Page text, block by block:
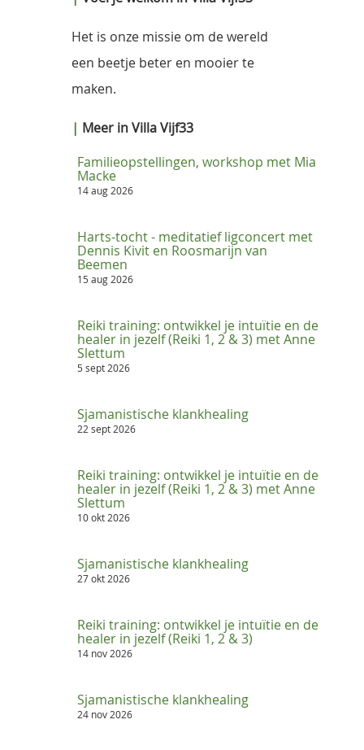
Het is onze missie om de wereld
een beetje beter en mooier te
maken.
| Meer in Villa Vijf33
Familieopstellingen, workshop met Mia
Macke
14 aug 2026
Harts-tocht - meditatief ligconcert met
Dennis Kivit en Roosmarijn van
Beemen
15 aug 2026
Reiki training: ontwikkel je intuïtie en de
healer in jezelf (Reiki 1, 2 & 3) met Anne
Slettum
5 sept 2026
Sjamanistische klankhealing
22 sept 2026
Reiki training: ontwikkel je intuïtie en de
healer in jezelf (Reiki 1, 2 & 3) met Anne
Slettum
10 okt 2026
Sjamanistische klankhealing
27 okt 2026
Reiki training: ontwikkel je intuïtie en de
healer in jezelf (Reiki 1, 2 & 3)
14 nov 2026
Sjamanistische klankhealing
24 nov 2026